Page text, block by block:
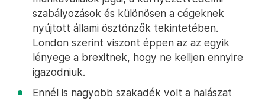
szabályozások és különösen a cégeknek
nyújtott állami ösztönzők tekintetében.
London szerint viszont éppen az az egyik
lényege a brexitnek, hogy ne kelljen ennyire
igazodniuk.
Ennél is nagyobb szakadék volt a halászat